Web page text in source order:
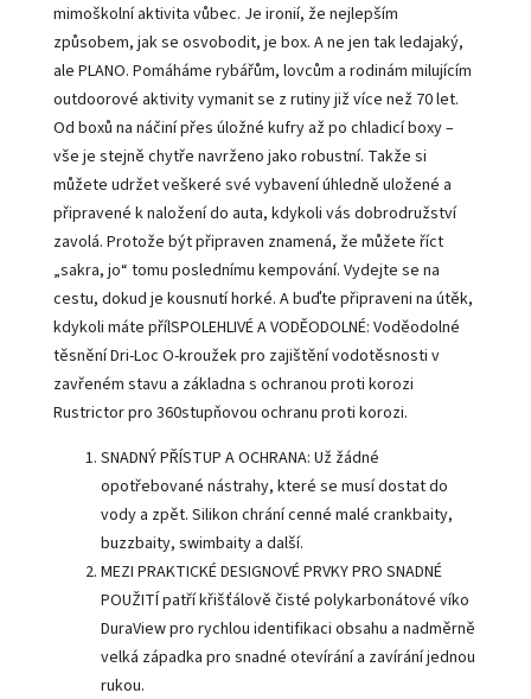
mimoškolní aktivita vůbec. Je ironií, že nejlepším
způsobem, jak se osvobodit, je box. A ne jen tak ledajaký,
ale PLANO. Pomáháme rybářům, lovcům a rodinám milujícím
outdoorové aktivity vymanit se z rutiny již více než 70 let.
Od boxů na náčiní přes úložné kufry až po chladicí boxy –
vše je stejně chytře navrženo jako robustní. Takže si
můžete udržet veškeré své vybavení úhledně uložené a
připravené k naložení do auta, kdykoli vás dobrodružství
zavolá. Protože být připraven znamená, že můžete říct
„sakra, jo“ tomu poslednímu kempování. Vydejte se na
cestu, dokud je kousnutí horké. A buďte připraveni na útěk,
kdykoli máte přílSPOLEHLIVÉ A VODĚODOLNÉ: Voděodolné
těsnění Dri-Loc O-kroužek pro zajištění vodotěsnosti v
zavřeném stavu a základna s ochranou proti korozi
Rustrictor pro 360stupňovou ochranu proti korozi.
SNADNÝ PŘÍSTUP A OCHRANA: Už žádné
opotřebované nástrahy, které se musí dostat do
vody a zpět. Silikon chrání cenné malé crankbaity,
buzzbaity, swimbaity a další.
MEZI PRAKTICKÉ DESIGNOVÉ PRVKY PRO SNADNÉ
POUŽITÍ patří křišťálově čisté polykarbonátové víko
DuraView pro rychlou identifikaci obsahu a nadměrně
velká západka pro snadné otevírání a zavírání jednou
rukou.